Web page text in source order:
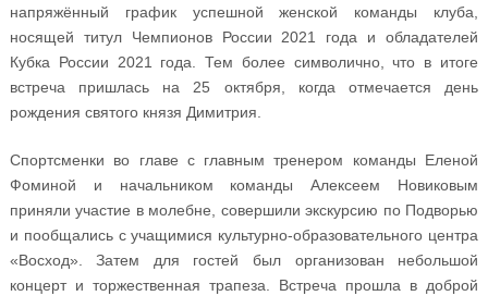
напряжённый график успешной женской команды клуба,
носящей титул Чемпионов России 2021 года и обладателей
Кубка России 2021 года. Тем более символично, что в итоге
встреча пришлась на 25 октября, когда отмечается день
рождения святого князя Димитрия.
Спортсменки во главе с главным тренером команды Еленой
Фоминой и начальником команды Алексеем Новиковым
приняли участие в молебне, совершили экскурсию по Подворью
и пообщались с учащимися культурно-образовательного центра
«Восход». Затем для гостей был организован небольшой
концерт и торжественная трапеза. Встреча прошла в доброй